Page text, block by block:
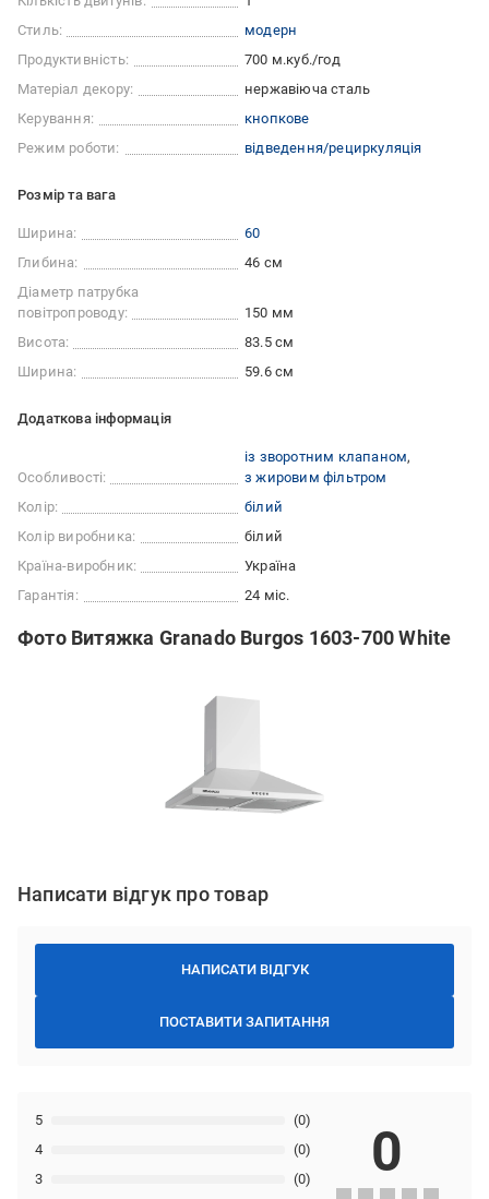
Стиль:
модерн
Продуктивність:
700 м.куб./год
Матеріал декору:
нержавіюча сталь
Керування:
кнопкове
Режим роботи:
відведення/рециркуляція
Розмір та вага
Ширина:
60
Глибина:
46 см
Діаметр патрубка
повітропроводу:
150 мм
Висота:
83.5 см
Ширина:
59.6 см
Додаткова інформація
Особливості:
із зворотним клапаном
з жировим фільтром
Колір:
білий
Колір виробника:
білий
Країна-виробник:
Україна
Гарантія:
24 міс.
Фото Витяжка Granado Burgos 1603-700 White
Написати відгук про товар
НАПИСАТИ ВІДГУК
ПОСТАВИТИ ЗАПИТАННЯ
3 (0)
4 (0)
5 (0)
0